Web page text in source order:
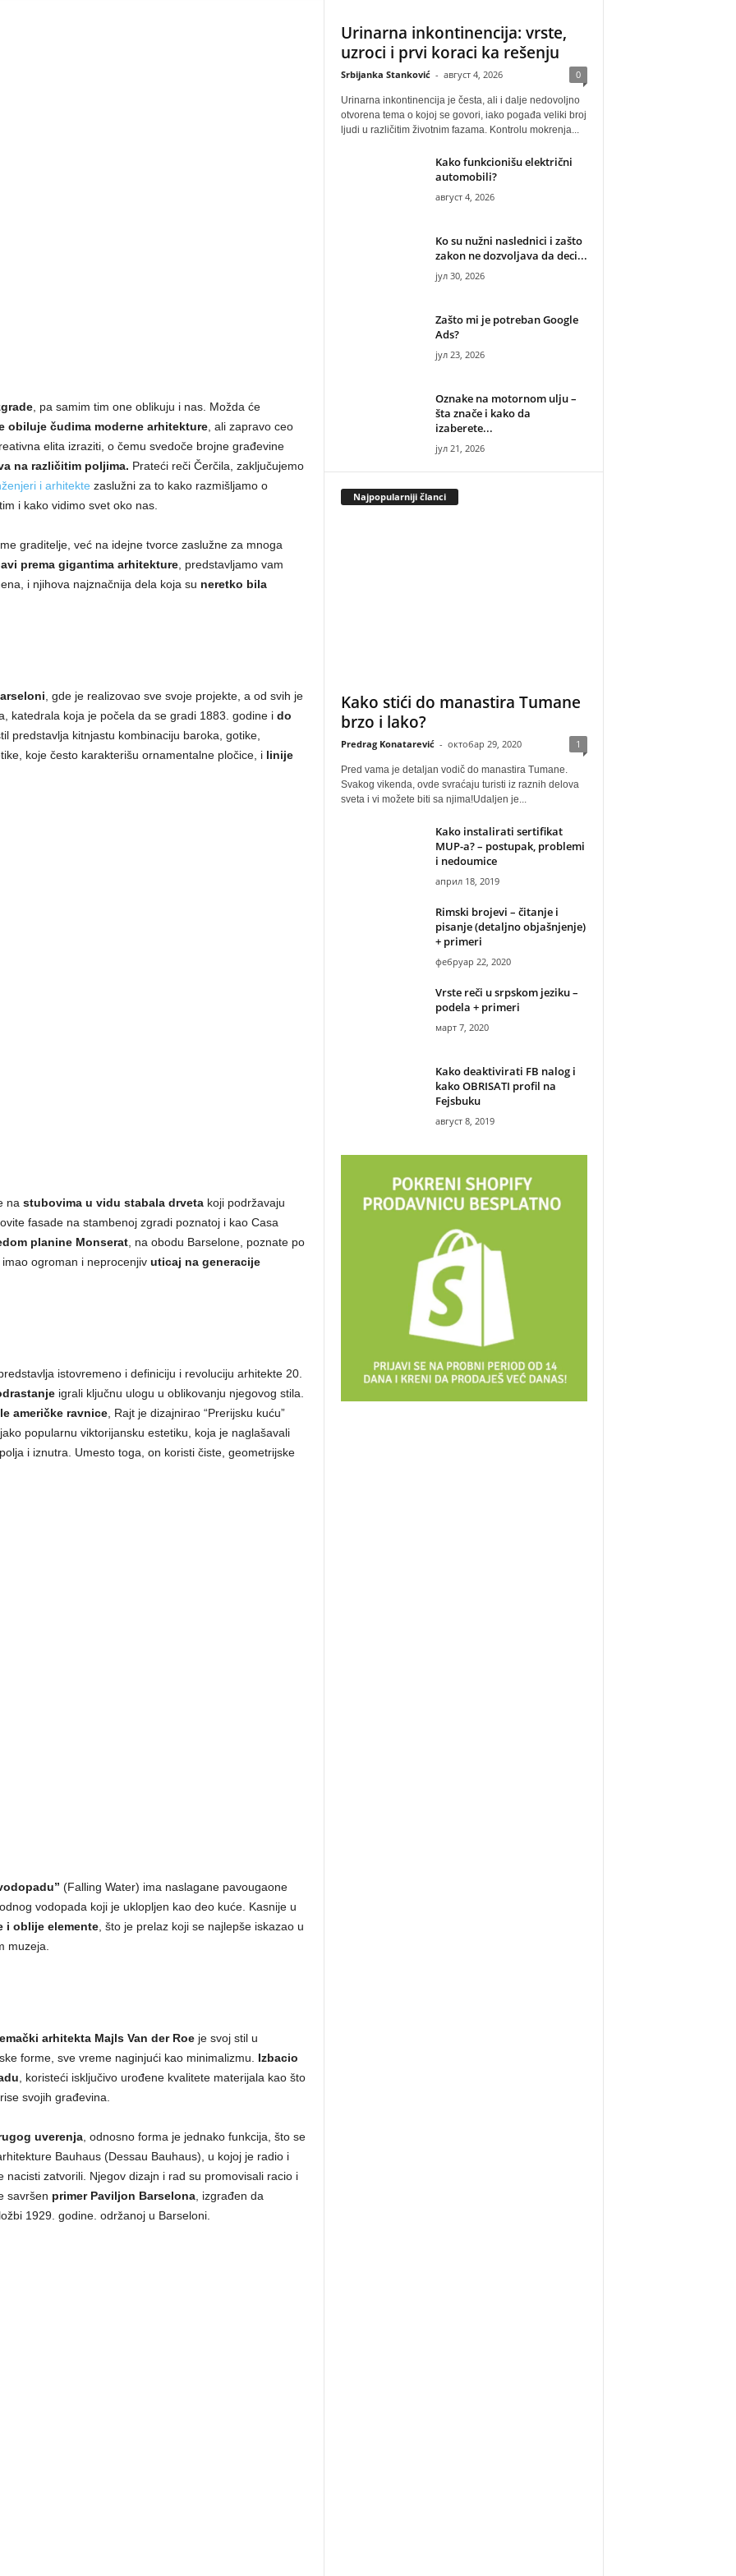
, pa samim tim one oblikuju i nas. Možda će
obiluje čudima moderne arhitekture, ali zapravo ceo
elita izraziti, o čemu svedoče brojne građevine
na različitim poljima. Prateći reči Čerčila, zaključujemo
i arhitekte zaslužni za to kako razmišljamo o
i kako vidimo svet oko nas.
graditelje, već na idejne tvorce zaslužne za mnoga
prema gigantima arhitekture, predstavljamo vam
i njihova najznačnija dela koja su neretko bila
, gde je realizovao sve svoje projekte, a od svih je
katedrala koja je počela da se gradi 1883. godine i do
predstavlja kitnjastu kombinaciju baroka, gotike,
koje često karakterišu ornamentalne pločice, i linije
na stubovima u vidu stabala drvetakoji podržavaju
fasade na stambenoj zgradi poznatoj i kao Casa
planine Monserat, na obodu Barselone, poznate po
ogroman i neprocenjiv uticaj na generacije
istovremeno i definiciju i revoluciju arhitekte 20.
igrali ključnu ulogu u oblikovanju njegovog stila.
američke ravnice, Rajt je dizajnirao “Prerijsku kuću”
popularnu viktorijansku estetiku, koja je naglašavali
i iznutra. Umesto toga, on koristi čiste, geometrijske
(Falling Water) ima naslagane pavougaone
vodopada koji je uklopljen kao deo kuće. Kasnije u
i oblije elemente, što je prelaz koji se najlepše iskazao u
muzeja.
arhitekta Majls Van der Roeje svoj stil u
forme, sve vreme naginjući kao minimalizmu. Izbacio
, koristeći isključivo urođene kvalitete materijala kao što
svojih građevina.
uverenja, odnosno forma je jednako funkcija, što se
Bauhaus (Dessau Bauhaus), u kojoj je radio i
nacisti zatvorili. Njegov dizajn i rad su promovisali racio i
savršen primer Paviljon Barselona, izgrađen da
1929. godine. održanoj u Barseloni.
Urinarna inkontinencija: vrste,
uzroci i prvi koraci ka rešenju
Srbijanka Stanković - август 4, 2026 0
Urinarna inkontinencija je česta, ali i dalje nedovoljno
otvorena tema o kojoj se govori, iako pogađa veliki broj
ljudi u različitim životnim fazama. Kontrolu mokrenja...
Kako funkcionišu električni
automobili?
август 4, 2026
Ko su nužni naslednici i zašto
zakon ne dozvoljava da deci...
јул 30, 2026
Zašto mi je potreban Google
Ads?
јул 23, 2026
Oznake na motornom ulju –
šta znače i kako da
izaberete...
јул 21, 2026
Najpopularniji članci
Kako stići do manastira Tumane
brzo i lako?
Predrag Konatarević - октобар 29, 2020 1
Pred vama je detaljan vodič do manastira Tumane.
Svakog vikenda, ovde svraćaju turisti iz raznih delova
sveta i vi možete biti sa njima!Udaljen je...
Kako instalirati sertifikat
MUP-a? – postupak, problemi
i nedoumice
април 18, 2019
Rimski brojevi – čitanje i
pisanje (detaljno objašnjenje)
+ primeri
фебруар 22, 2020
Vrste reči u srpskom jeziku –
podela + primeri
март 7, 2020
Kako deaktivirati FB nalog i
kako OBRISATI profil na
Fejsbuku
август 8, 2019